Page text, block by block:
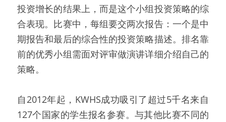
投资增长的结果上，而是这个小组投资策略的综
合表现。比赛中，每组要交两次报告：一个是中
期报告和最后的综合性的投资策略描述。排名靠
前的优秀小组需面对评审做演讲详细介绍自己的
策略。
自2012年起，KWHS成功吸引了超过5千名来自
127个国家的学生报名参赛。与其他比赛不同的